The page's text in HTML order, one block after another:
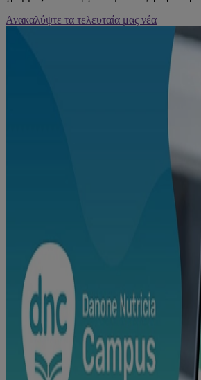
Ανακαλύψτε τα τελευταία μας νέα